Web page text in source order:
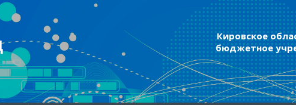
Кировское
бюджетное